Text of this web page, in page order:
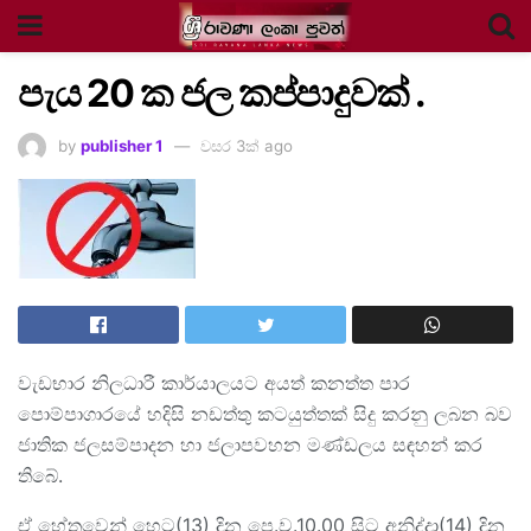
පැය 20 ක ජල කප්පාදුවක් .
by publisher 1 වසර 3ක් ago
වැඩභාර නිලධාරී කාර්යාලයට අයත් කනත්ත පාර
පොම්පාගාරයේ හදිසි නඩත්තු කටයුත්තක් සිදු කරනු ලබන බව
ජාතික ජලසම්පාදන හා ජලාපවහන මණ්ඩලය සඳහන් කර
තිබේ.
ඒ හේතුවෙන් හෙට(13) දින පෙ.ව.10.00 සිට අනිද්දා(14) දින